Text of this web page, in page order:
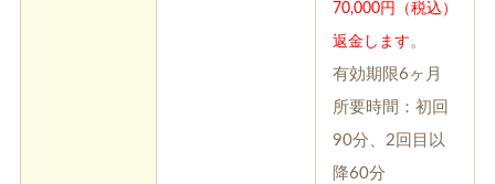
70,000円（税込）
返金します。
有効期限6ヶ月
所要時間：初回
90分、2回目以
降60分